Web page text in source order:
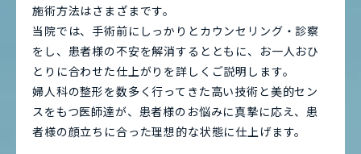
施術方法はさまざまです。
当院では、手術前にしっかりとカウンセリング・診察
をし、患者様の不安を解消するとともに、お一人おひ
とりに合わせた仕上がりを詳しくご説明します。
婦人科の整形を数多く行ってきた高い技術と美的セン
スをもつ医師達が、患者様のお悩みに真摯に応え、患
者様の顔立ちに合った理想的な状態に仕上げます。